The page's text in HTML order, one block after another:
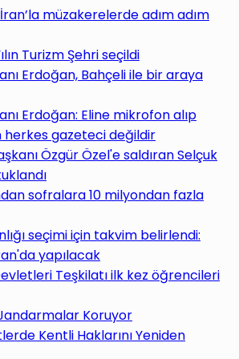
müzakerelerde adım adım
Turizm Şehri seçildi
Erdoğan, Bahçeli ile bir araya
Erdoğan: Eline mikrofon alıp
herkes gazeteci değildir
Özgür Özel'e saldıran Selçuk
sofralara 10 milyondan fazla
seçimi için takvim belirlendi:
yapılacak
Teşkilatı ilk kez öğrencileri
Koruyor
Kentli Haklarını Yeniden